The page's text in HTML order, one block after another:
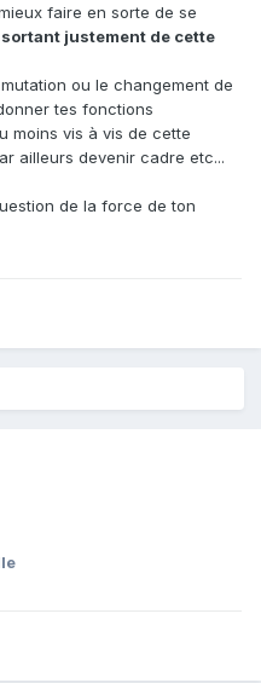
faire en sorte de se
sortant justement de cette
ou le changement de
tes fonctions
moins vis à vis de cette
ailleurs devenir cadre etc...
de la force de ton